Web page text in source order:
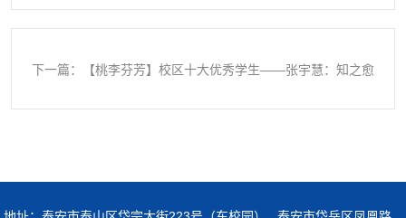
下一篇：【桃李芬芳】校区十大优秀学生——张宇慧：知之愈